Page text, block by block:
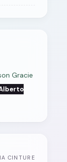
Gracie
CINTURE